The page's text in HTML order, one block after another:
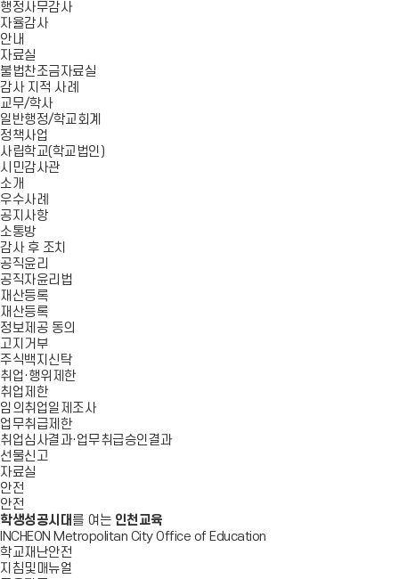
행정사무감사
자율감사
안내
자료실
불법찬조금자료실
감사 지적 사례
교무/학사
일반행정/학교회계
정책사업
사립학교(학교법인)
시민감사관
소개
우수사례
공지사항
소통방
감사 후 조치
공직윤리
공직자윤리법
재산등록
재산등록
정보제공 동의
고지거부
주식백지신탁
취업·행위제한
취업제한
임의취업일제조사
업무취급제한
취업심사결과·업무취급승인결과
선물신고
자료실
안전
안전
학생성공시대 를 여는 인천교육
INCHEON Metropolitan City Office of Education
학교재난안전
지침및매뉴얼